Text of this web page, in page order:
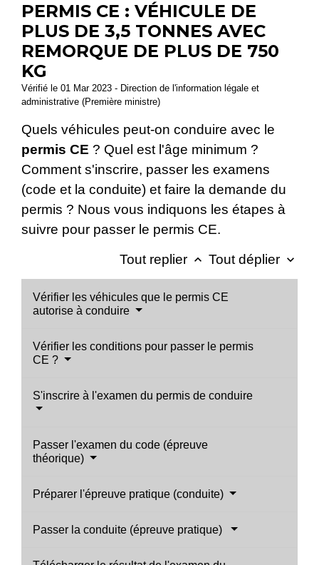
PERMIS CE : VÉHICULE DE
PLUS DE 3,5 TONNES AVEC
REMORQUE DE PLUS DE 750
KG
Vérifié le 01 Mar 2023 - Direction de l'information légale et
administrative (Première ministre)
Quels véhicules peut-on conduire avec le
permis CE ? Quel est l'âge minimum ?
Comment s'inscrire, passer les examens
(code et la conduite) et faire la demande du
permis ? Nous vous indiquons les étapes à
suivre pour passer le permis CE.
Tout replier keyboard_arrow_up Tout déplier keyboard_arrow_down
Vérifier les véhicules que le permis CE
autorise à conduire
Vérifier les conditions pour passer le permis
CE ?
S'inscrire à l'examen du permis de conduire
Passer l'examen du code (épreuve
théorique)
Préparer l'épreuve pratique (conduite)
Passer la conduite (épreuve pratique)